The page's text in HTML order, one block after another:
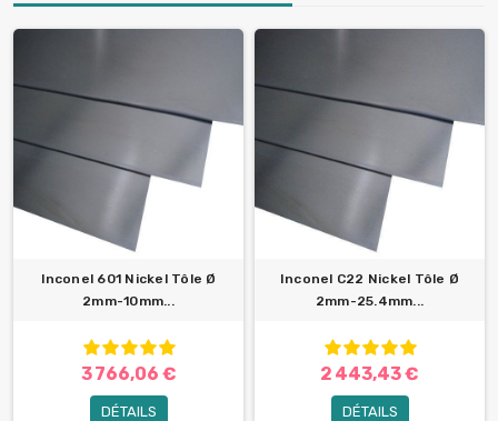
Inconel 601 Nickel Tôle Ø
2mm-10mm...
3 766,06 €
DÉTAILS
Inconel C22 Nickel Tôle Ø
2mm-25.4mm...
2 443,43 €
DÉTAILS